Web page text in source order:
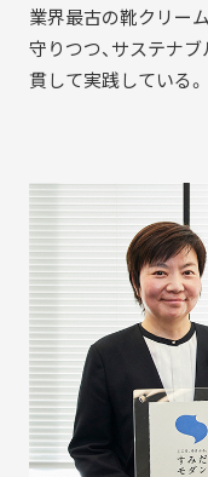
業界最古の靴クリー
守りつつ、サステナ
貫して実践している。